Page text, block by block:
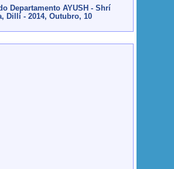
Departamento AYUSH - Shrí
Dillí - 2014, Outubro, 10